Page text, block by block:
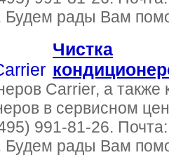
Будем рады Вам
Чистка
Carrier, а также
в сервисном
991-81-26. Почта:
Будем рады Вам